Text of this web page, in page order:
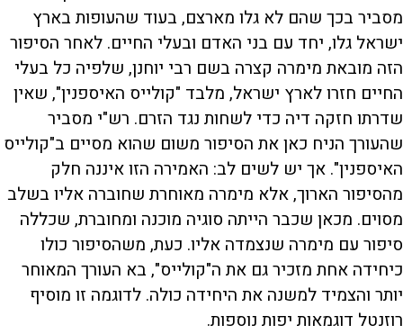
מסביר בכך שהם לא גלו מארצם, בעוד שהעופות בארץ
ישראל גלו, יחד עם בני האדם ובעלי החיים. לאחר הסיפור
הזה מובאת מימרה קצרה בשם רבי יוחנן, שלפיה כל בעלי
החיים חזרו לארץ ישראל, מלבד "קולייס האיספנין", שאין
שדרתו חזקה דיה כדי לשחות נגד הזרם. רש"י מסביר
שהעורך הניח כאן את הסיפור משום שהוא מסיים ב"קולייס
האיספנין". אך יש לשים לב: האמירה הזו איננה חלק
מהסיפור הארוך, אלא מימרה מאוחרת שחוברה אליו בשלב
מסוים. מכאן שכבר הייתה סוגיה מוכנה ומחוברת, שכללה
סיפור עם מימרה שנצמדה אליו. כעת, משהסיפור כולו
כיחידה אחת מזכיר גם את ה"קולייס", בא העורך המאוחר
יותר והצמיד למשנה את היחידה כולה. לדוגמה זו מוסיף
רוזנטל דוגמאות יפות נוספות.